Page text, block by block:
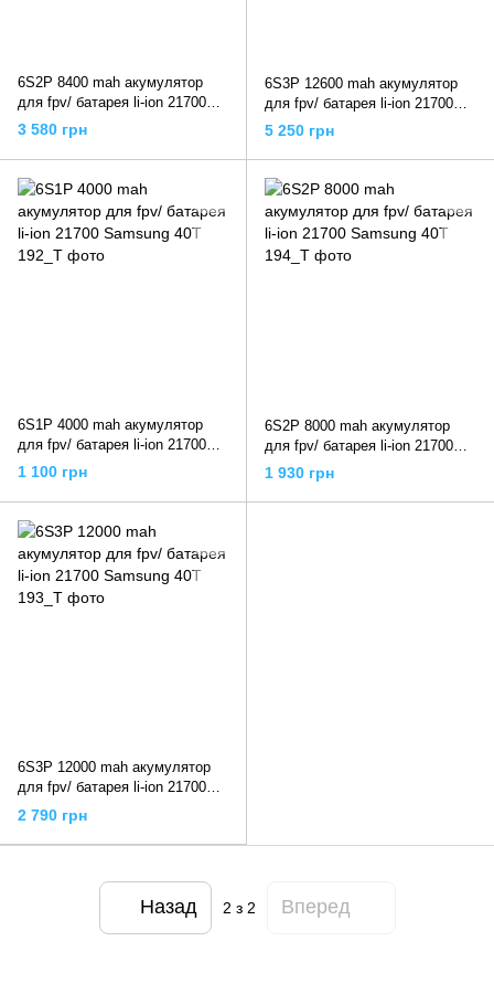
6S2P 8400 mah акумулятор
для fpv/ батарея li-ion 21700
Molicel P42A
3 580 грн
6S3P 12600 mah акумулятор
для fpv/ батарея li-ion 21700
Molicel P42A
5 250 грн
6S1P 4000 mah акумулятор
для fpv/ батарея li-ion 21700
Samsung 40T
1 100 грн
6S2P 8000 mah акумулятор
для fpv/ батарея li-ion 21700
Samsung 40T
1 930 грн
6S3P 12000 mah акумулятор
для fpv/ батарея li-ion 21700
Samsung 40T
2 790 грн
Назад 2 з 2 Вперед